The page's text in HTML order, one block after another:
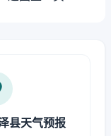
县天气预报